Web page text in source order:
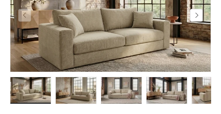
Vorherige Nächste
Bild 1 in Galerieansicht laden
Bild 2 in Galerieansicht laden
Bild 3 in Galerieansicht laden
Bild 4 in Bild 5